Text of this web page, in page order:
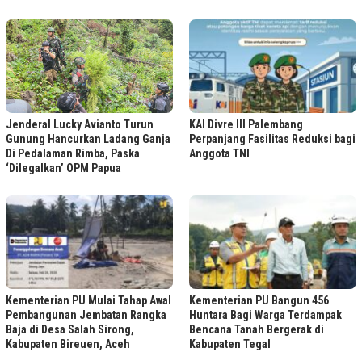
Jenderal Lucky Avianto Turun
Gunung Hancurkan Ladang Ganja
Di Pedalaman Rimba, Paska
‘Dilegalkan’ OPM Papua
KAI Divre III Palembang
Perpanjang Fasilitas Reduksi bagi
Anggota TNI
Kementerian PU Mulai Tahap Awal
Pembangunan Jembatan Rangka
Baja di Desa Salah Sirong,
Kabupaten Bireuen, Aceh
Kementerian PU Bangun 456
Huntara Bagi Warga Terdampak
Bencana Tanah Bergerak di
Kabupaten Tegal